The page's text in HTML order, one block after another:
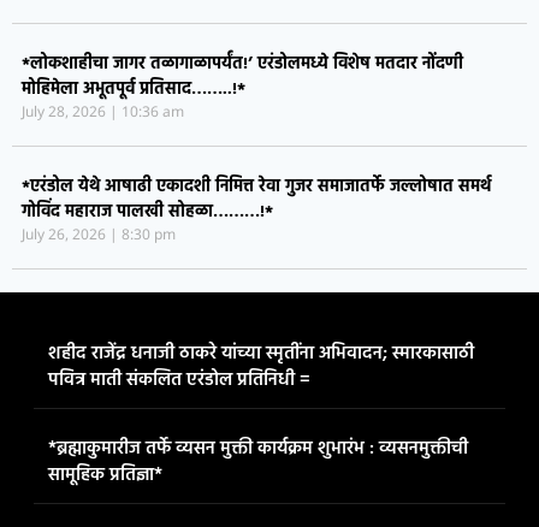
*लोकशाहीचा जागर तळागाळापर्यंत!’ एरंडोलमध्ये विशेष मतदार नोंदणी
मोहिमेला अभूतपूर्व प्रतिसाद……..!*
July 28, 2026 10:36 am
*एरंडोल येथे आषाढी एकादशी निमित्त रेवा गुजर समाजातर्फे जल्लोषात समर्थ
गोविंद महाराज पालखी सोहळा………!*
July 26, 2026 8:30 pm
शहीद राजेंद्र धनाजी ठाकरे यांच्या स्मृतींना अभिवादन; स्मारकासाठी
पवित्र माती संकलित एरंडोल प्रतिनिधी =
*ब्रह्माकुमारीज तर्फे व्यसन मुक्ती कार्यक्रम शुभारंभ : व्यसनमुक्तीची
सामूहिक प्रतिज्ञा*